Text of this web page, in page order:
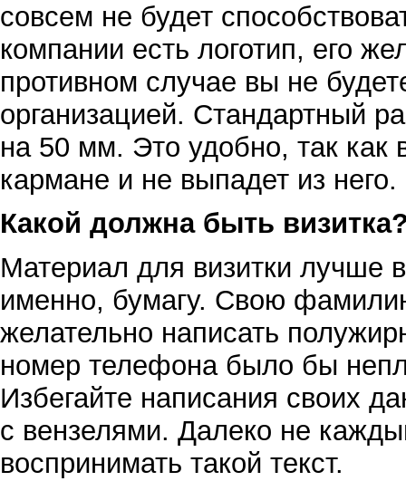
совсем не будет
компании есть логотип, его
противном случае вы не
организацией. Стандартный
на 50 мм. Это удобно, так как
кармане и не выпадет из него.
Какой должна быть
Материал для визитки лучше
именно, бумагу. Свою
желательно написать
номер телефона было бы
Избегайте написания своих
с вензелями. Далеко не
воспринимать такой текст.